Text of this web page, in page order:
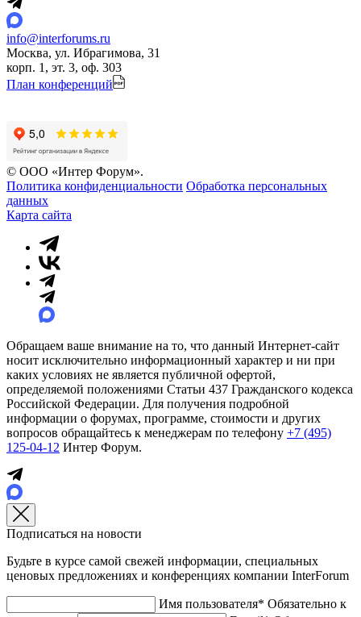
info@interforums.ru
Москва, ул. Ибрагимова, 31
корп. 1, эт. 3, оф. 303
План конференций
© ООО «Интер Форум».
Политика конфиденциальности Обработка персональных
данных
Карта сайта
Обращаем ваше внимание на то, что данный Интернет-сайт
носит исключительно информационный характер и ни при
каких условиях не является публичной офертой,
определяемой положениями Статьи 437 Гражданского кодекса
Российской Федерации. Для получения подробной
информации о форумах, программе, стоимости и других
вопросов обращайтесь к менеджерам по телефону +7 (495)
125-04-12 Интер Форум.
Подписаться на новости
Будьте в курсе самой свежей информации, специальных
ценовых предложениях и конференциях компании InterForum
Имя пользователя* Обязательно к